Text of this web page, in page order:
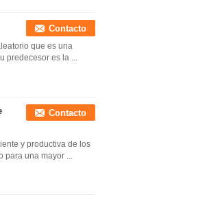
Contacto
que es una
predecesor es la ...
Contacto
y productiva de los
para una mayor ...